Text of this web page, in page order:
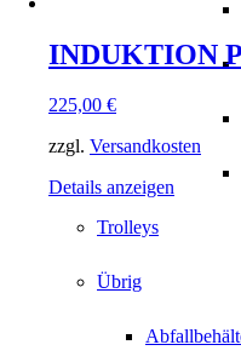
Trolleys
Übrig
INDUKTION
225,00 €
zzgl. Versandkosten
Details anzeigen